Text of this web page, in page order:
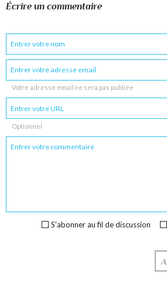
Écrire un commentaire
Votre adresse email ne sera pas publiée
Optionnel
S'abonner au fil de discussion